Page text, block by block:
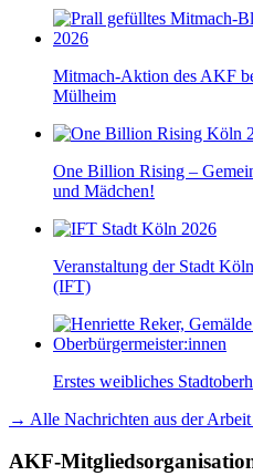
Mitmach-Aktion des AKF
Mülheim
One Billion Rising –
und Mädchen!
Veranstaltung der Stadt
(IFT)
Erstes weibliches
→ Alle Nachrichten aus der
AKF-